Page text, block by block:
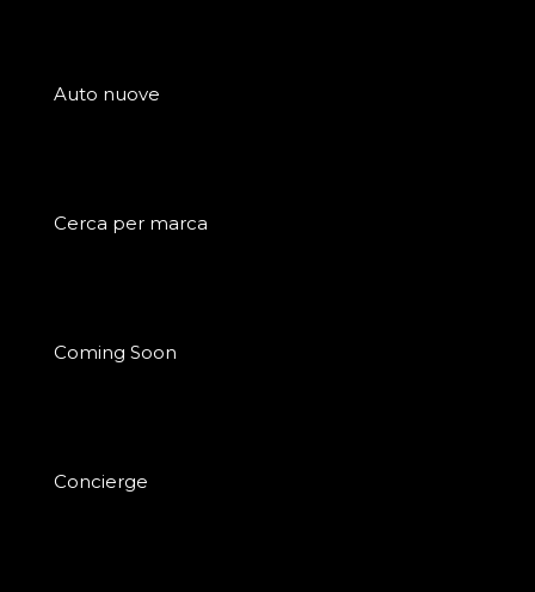
Auto nuove
Cerca per marca
Coming Soon
Concierge